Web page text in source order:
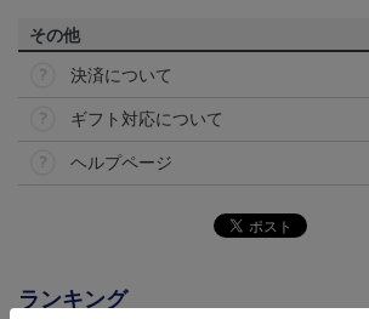
その他
決済について
ギフト対応について
ヘルプページ
ランキング